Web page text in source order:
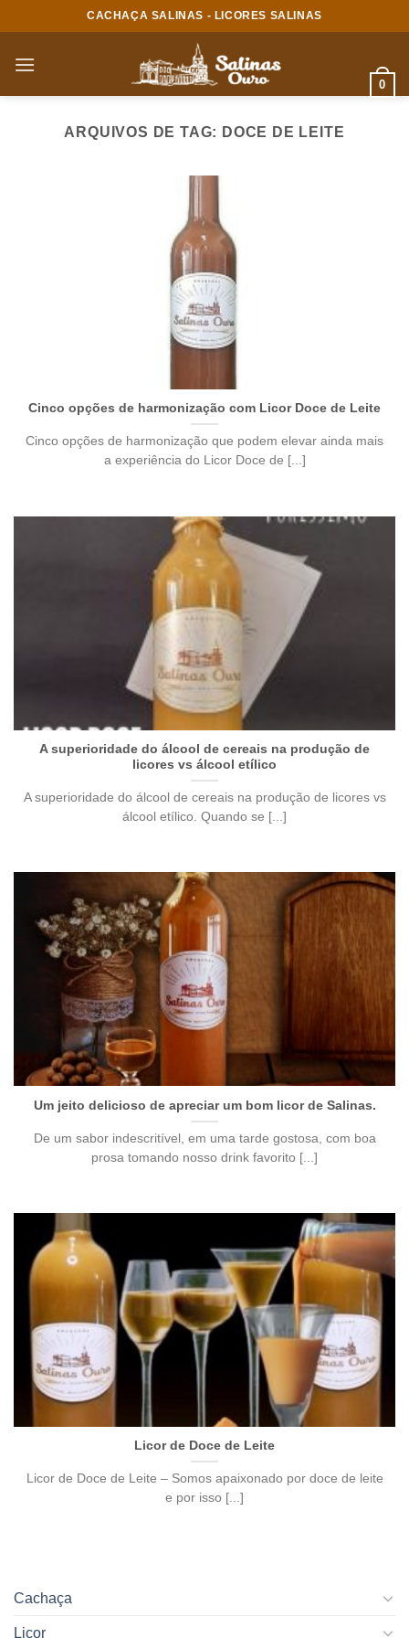
to
content
CACHAÇA SALINAS - LICORES SALINAS
0
ARQUIVOS DE TAG: DOCE DE LEITE
Cinco opções de harmonização com Licor Doce de Leite
Cinco opções de harmonização que podem elevar ainda mais
a experiência do Licor Doce de [...]
A superioridade do álcool de cereais na produção de
licores vs álcool etílico
A superioridade do álcool de cereais na produção de licores vs
álcool etílico. Quando se [...]
Um jeito delicioso de apreciar um bom licor de Salinas.
De um sabor indescritível, em uma tarde gostosa, com boa
prosa tomando nosso drink favorito [...]
Licor de Doce de Leite
Licor de Doce de Leite – Somos apaixonado por doce de leite
e por isso [...]
Cachaça
Licor